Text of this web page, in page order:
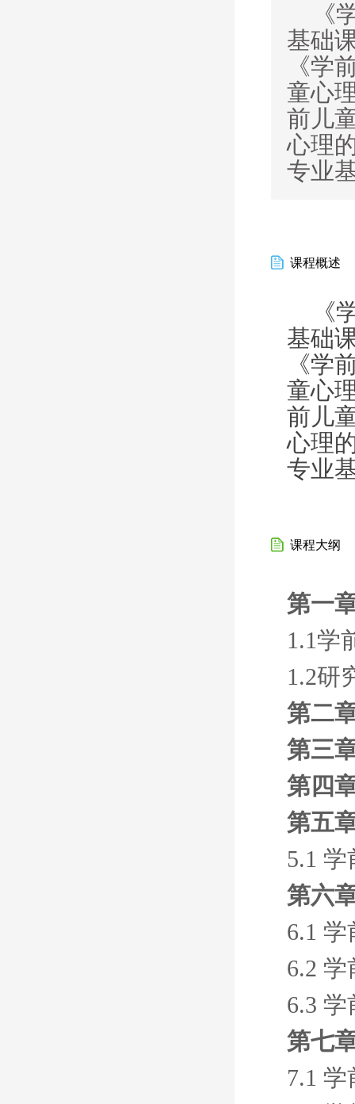
《
基础
《学
童心
前儿
心理
专业
课程概述
《
基础
《学
童心
前儿
心理
专业
课程大纲
第一
1.1学
1.2研
第二
第三
第四
第五
5.1
第六
6.1
6.2
6.3
第七
7.1